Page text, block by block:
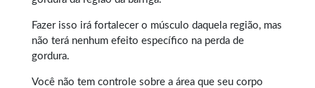
Fazer isso irá fortalecer o músculo daquela região, mas
não terá nenhum efeito específico na perda de
gordura.
Você não tem controle sobre a área que seu corpo